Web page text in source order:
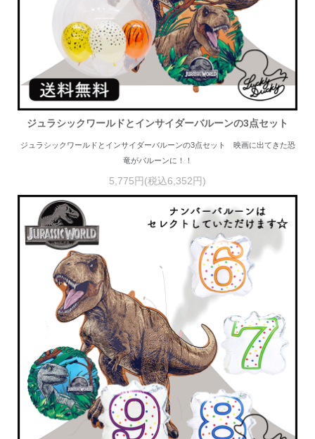
ジュラシックワールドとインサイダーバルーンの3点セット
ジュラシックワールドとインサイダーバルーンの3点セット 映画に出てきた恐
竜がバルーンに！！
5,775円(税込6,352円)